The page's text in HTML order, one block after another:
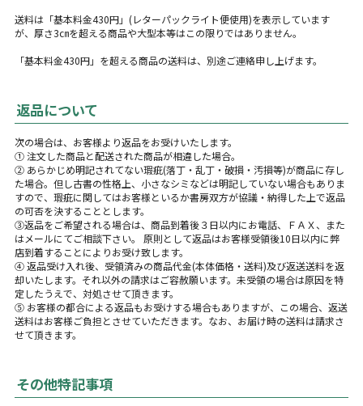
送料は「基本料金430円」(レターパックライト便使用)を表示しています
が、厚さ3㎝を超える商品や大型本等はこの限りではありません。
「基本料金430円」を超える商品の送料は、別途ご連絡申し上げます。
返品について
次の場合は、お客様より返品をお受けいたします。
① 注文した商品と配送された商品が相違した場合。
② あらかじめ明記されてない瑕疵(落丁・乱丁・破損・汚損等)が商品に存し
た場合。但し古書の性格上、小さなシミなどは明記していない場合もありま
すので、瑕疵に関してはお客様といるか書房双方が協議・納得した上で返品
の可否を決することとします。
③返品をご希望される場合は、商品到着後３日以内にお電話、ＦＡＸ、また
はメールにてご相談下さい。 原則として返品はお客様受領後10日以内に弊
店到着することによりお受け致します。
④ 返品受け入れ後、受領済みの商品代金(本体価格・送料)及び返送送料を返
却いたします。それ以外の請求はご容赦願います。未受領の場合は原因を特
定したうえで、対処させて頂きます。
⑤ お客様の都合による返品もお受けする場合もありますが、この場合、返送
送料はお客様ご負担とさせていただきます。なお、お届け時の送料は請求さ
せて頂きます。
その他特記事項